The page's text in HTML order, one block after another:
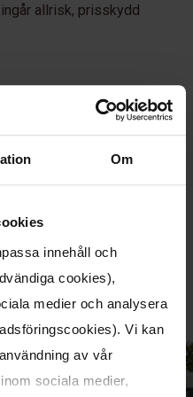
Om
innehåll och
cookies),
medier och analysera
Vi kan
av vår
sociala medier,
allrisk, prisskydd
i samband
och